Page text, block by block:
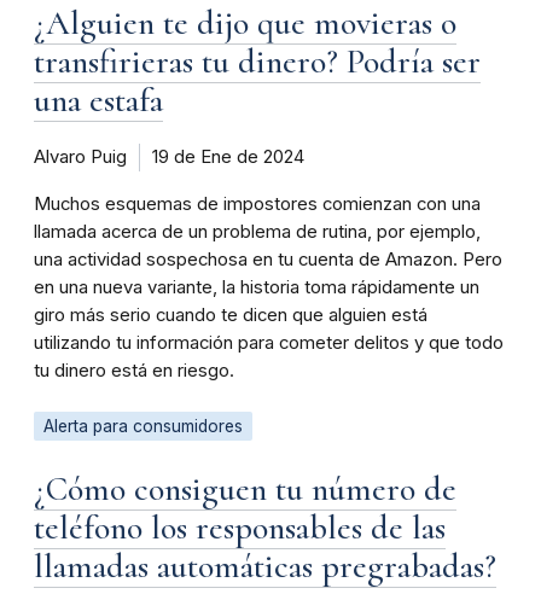
¿Alguien te dijo que movieras o
transfirieras tu dinero? Podría ser
una estafa
Alvaro Puig 19 de Ene de 2024
Muchos esquemas de impostores comienzan con una
llamada acerca de un problema de rutina, por ejemplo,
una actividad sospechosa en tu cuenta de Amazon. Pero
en una nueva variante, la historia toma rápidamente un
giro más serio cuando te dicen que alguien está
utilizando tu información para cometer delitos y que todo
tu dinero está en riesgo.
Alerta para consumidores
¿Cómo consiguen tu número de
teléfono los responsables de las
llamadas automáticas pregrabadas?